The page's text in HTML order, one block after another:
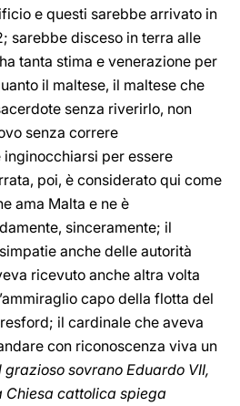
e questi sarebbe arrivato in
sarebbe disceso in terra alle
tanta stima e venerazione per
il maltese, il maltese che
senza riverirlo, non
senza correre
per essere
poi, è considerato qui come
ama Malta e ne è
sinceramente; il
anche delle autorità
ricevuto anche altra volta
capo della flotta del
il cardinale che aveva
con riconoscenza viva un
grazioso sovrano Eduardo VII,
Chiesa cattolica spiega